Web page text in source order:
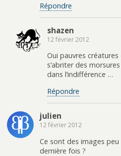
Répondre
shazen
12 février 2012
Oui pauvres
s’abriter des
dans l’indifférence …
Répondre
julien
12 février 2012
Ce sont des images
dernière fois ?